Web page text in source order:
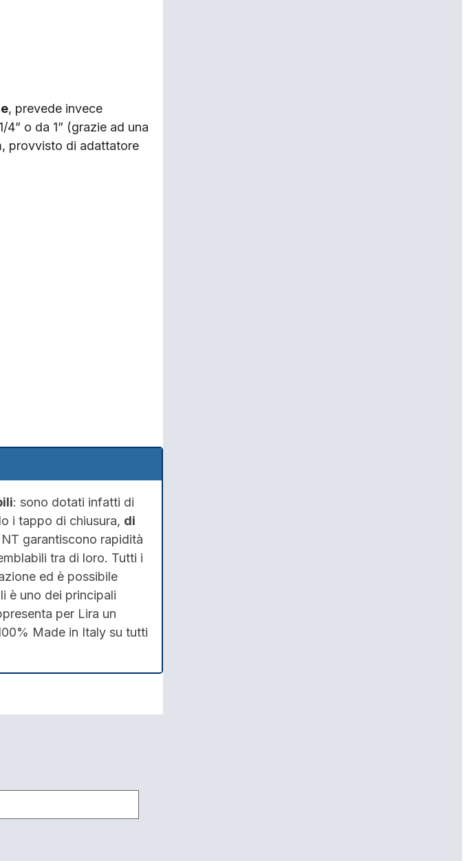
, prevede invece
o da 1” (grazie ad una
provvisto di adattatore
: sono dotati infatti di
i tappo di chiusura, di
garantiscono rapidità
tra di loro. Tutti i
ed è possibile
è uno dei principali
per Lira un
Made in Italy su tutti